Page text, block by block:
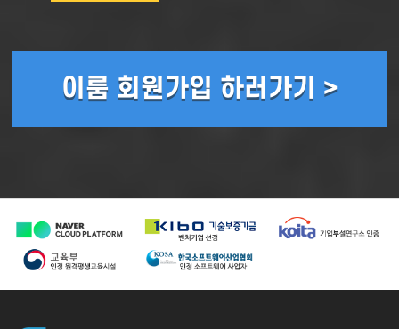
이룸 회원가입 하러가기 >